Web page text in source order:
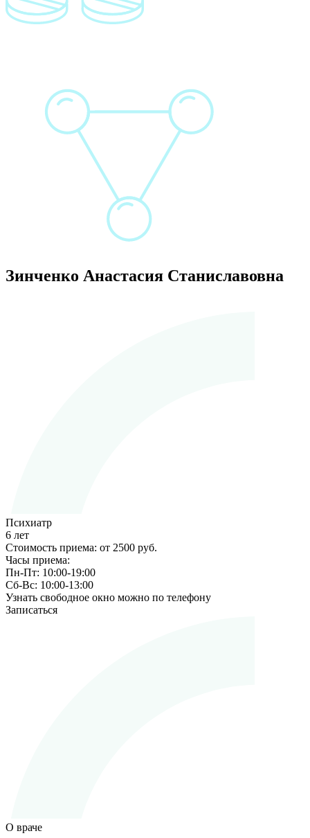
Зинченко Анастасия Станиславовна
Психиатр
6 лет
Стоимость приема: от 2500 руб.
Часы приема:
Пн-Пт: 10:00-19:00
Сб-Вс: 10:00-13:00
Узнать свободное окно можно по телефону
Записаться
О враче